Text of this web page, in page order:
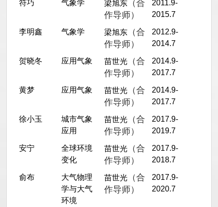
符巧 气象学 梁旭东
（合
作导师）
2011.9-
2015.7
李明鑫 气象学 梁旭东
（合
作导师）
2012.9-
2014.7
贺晓冬 应用气象 苗世光
（合
作导师）
2014.9-
2017.7
黄梦 应用气象 苗世光
（合
作导师）
2014.9-
2017.7
徐小玉
城市气象
应用
苗世光
（合
作导师）
2017.9-
2019.7
安宁
全球环境
变化
苗世光
（合
作导师）
2017.9-
2018.7
俞布
大气物理
学与大气
环境
苗世光
（合
作导师）
2017.9-
2020.7